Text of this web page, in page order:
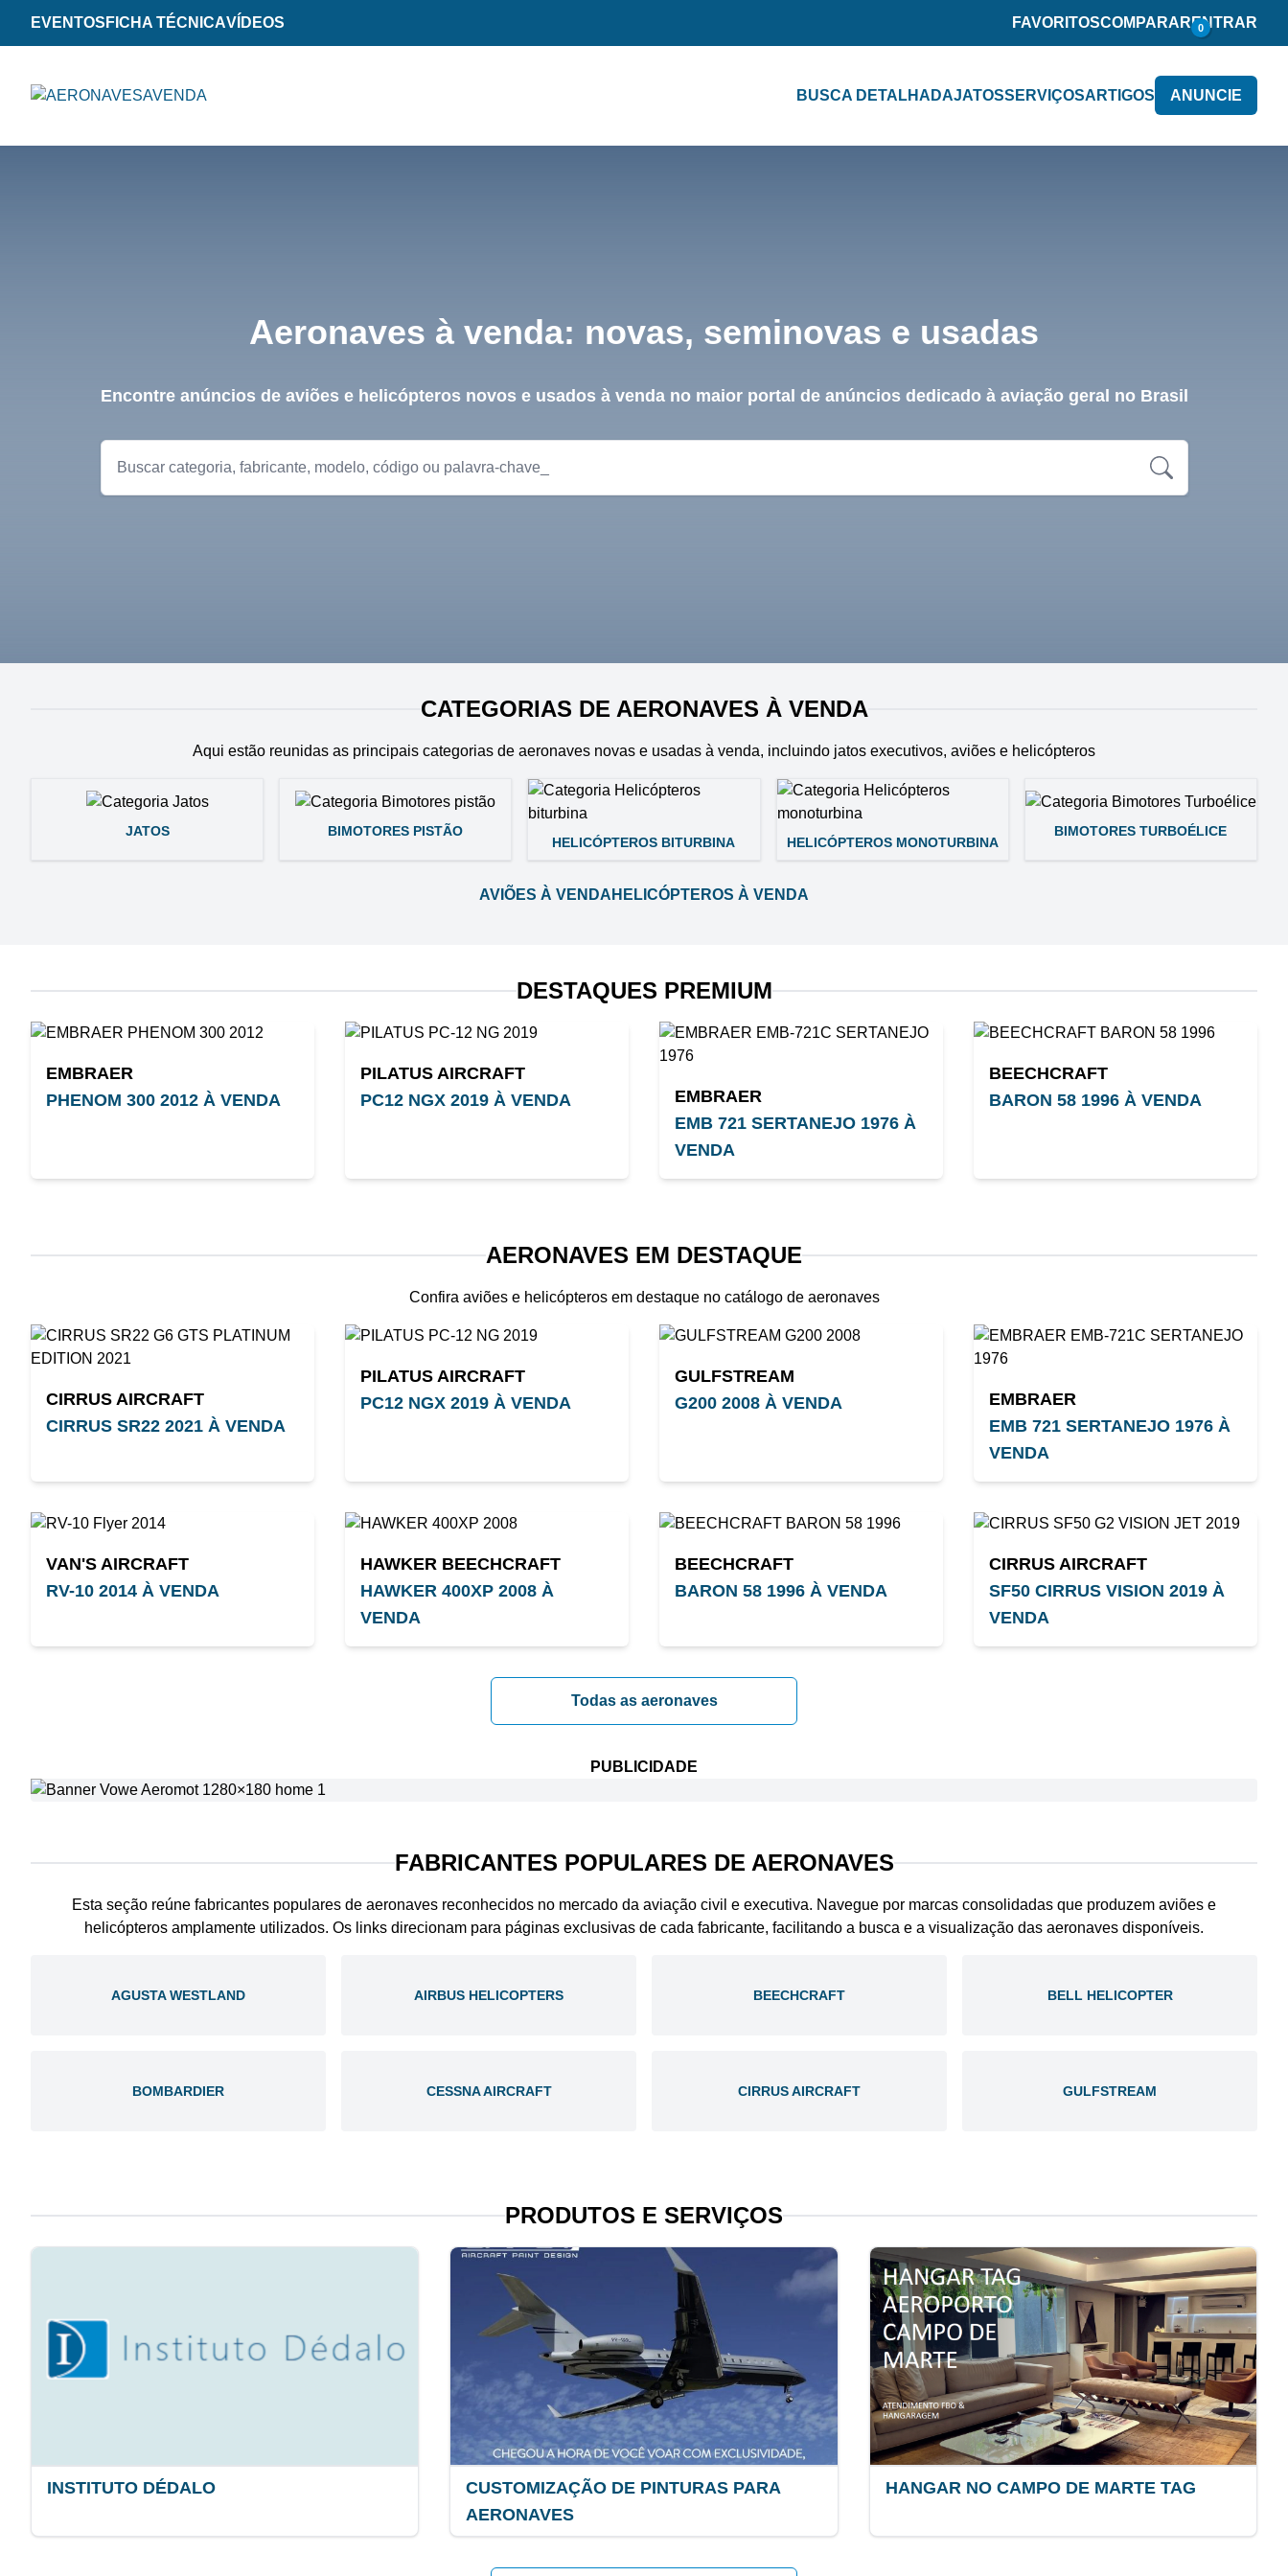
EVENTOS FICHA TÉCNICAVÍDEOS FAVORITOSCOMPARAR 0
ENTRAR
BUSCA DETALHADAJATOSSERVIÇOSARTIGOS ANUNCIE
Aeronaves à venda: novas, seminovas e usadas
Encontre anúncios de aviões e helicópteros novos e usados à venda no maior portal de anúncios dedicado à aviação geral no Brasil
CATEGORIAS DE AERONAVES À VENDA
Aqui estão reunidas as principais categorias de aeronaves novas e usadas à venda, incluindo jatos executivos, aviões e helicópteros
JATOS BIMOTORES PISTÃO
HELICÓPTEROS BITURBINA HELICÓPTEROS MONOTURBINA
BIMOTORES TURBOÉLICE
AVIÕES À VENDA HELICÓPTEROS À VENDA
DESTAQUES PREMIUM
EMBRAER
PHENOM 300 2012 À VENDA
PILATUS AIRCRAFT
PC12 NGX 2019 À VENDA
EMBRAER
EMB 721 SERTANEJO 1976 À
VENDA
BEECHCRAFT
BARON 58 1996 À VENDA
AERONAVES EM DESTAQUE
Confira aviões e helicópteros em destaque no catálogo de aeronaves
CIRRUS AIRCRAFT
CIRRUS SR22 2021 À VENDA
PILATUS AIRCRAFT
PC12 NGX 2019 À VENDA
GULFSTREAM
G200 2008 À VENDA
EMBRAER
EMB 721 SERTANEJO 1976 À
VENDA
VAN'S AIRCRAFT
RV-10 2014 À VENDA
HAWKER BEECHCRAFT
HAWKER 400XP 2008 À
VENDA
BEECHCRAFT
BARON 58 1996 À VENDA
CIRRUS AIRCRAFT
SF50 CIRRUS VISION 2019 À
VENDA
Todas as aeronaves
PUBLICIDADE
FABRICANTES POPULARES DE AERONAVES
Esta seção reúne fabricantes populares de aeronaves reconhecidos no mercado da aviação civil e executiva. Navegue por marcas consolidadas que produzem aviões e
helicópteros amplamente utilizados. Os links direcionam para páginas exclusivas de cada fabricante, facilitando a busca e a visualização das aeronaves disponíveis.
AGUSTA WESTLAND AIRBUS HELICOPTERS BEECHCRAFT BELL HELICOPTER
BOMBARDIER CESSNA AIRCRAFT CIRRUS AIRCRAFT GULFSTREAM
PRODUTOS E SERVIÇOS
INSTITUTO DÉDALO
CUSTOMIZAÇÃO DE PINTURAS PARA
AERONAVES
HANGAR NO CAMPO DE MARTE TAG